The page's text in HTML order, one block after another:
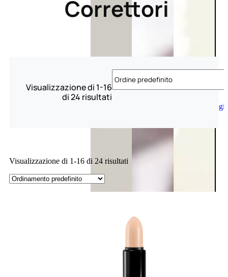
Aggiungi
Correttori
Visualizzazione di 1-16
di 24 risultati
Visualizzazione di 1-16 di 24 risultati